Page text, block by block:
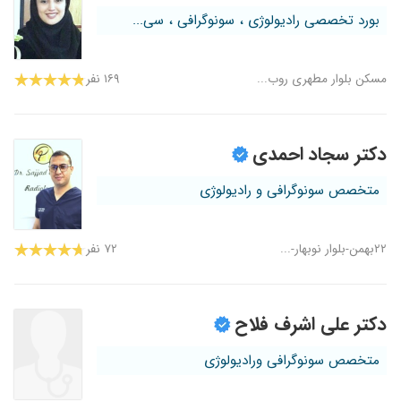
بورد تخصصی رادیولوژی ، سونوگرافی ، سی...
مسکن بلوار مطهری روب... ۱۶۹ نفر
دکتر سجاد احمدی
متخصص سونوگرافی و رادیولوژی
٢٢بهمن-بلوار نوبهار-... ۷۲ نفر
دکتر علی اشرف فلاح
متخصص سونوگرافی ورادیولوژی